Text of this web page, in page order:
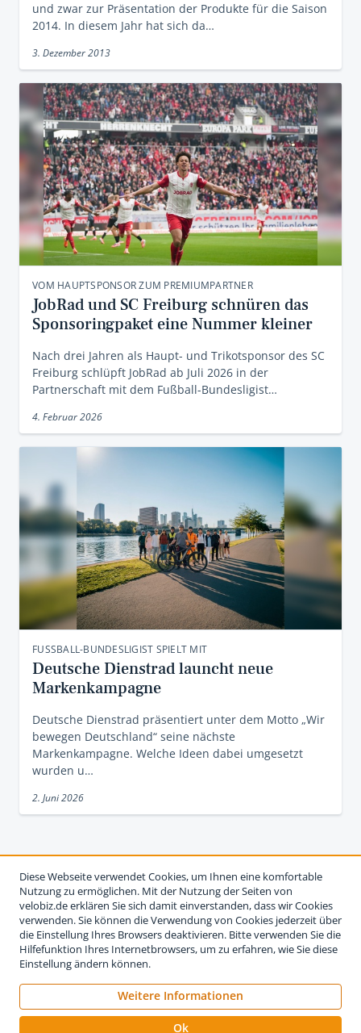
und zwar zur Präsentation der Produkte für die Saison
2014. In diesem Jahr hat sich da…
3. Dezember 2013
VOM HAUPTSPONSOR ZUM PREMIUMPARTNER
JobRad und SC Freiburg schnüren das
Sponsoringpaket eine Nummer kleiner
Nach drei Jahren als Haupt- und Trikotsponsor des SC
Freiburg schlüpft JobRad ab Juli 2026 in der
Partnerschaft mit dem Fußball-Bundesligist…
4. Februar 2026
FUSSBALL-BUNDESLIGIST SPIELT MIT
Deutsche Dienstrad launcht neue
Markenkampagne
Deutsche Dienstrad präsentiert unter dem Motto „Wir
bewegen Deutschland“ seine nächste
Markenkampagne. Welche Ideen dabei umgesetzt
wurden u…
2. Juni 2026
Diese Webseite verwendet Cookies, um Ihnen eine komfortable
Nutzung zu ermöglichen. Mit der Nutzung der Seiten von
velobiz.de erklären Sie sich damit einverstanden, dass wir Cookies
verwenden. Sie können die Verwendung von Cookies jederzeit über
die Einstellung Ihres Browsers deaktivieren. Bitte verwenden Sie die
Hilfefunktion Ihres Internetbrowsers, um zu erfahren, wie Sie diese
Einstellung ändern können.
Weitere Informationen
Ok
Impressum Nutzungsbedingungen
Datenschutzerklärung